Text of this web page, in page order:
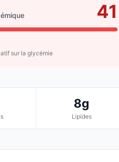
41
sur la glycémie
8g
Lipides